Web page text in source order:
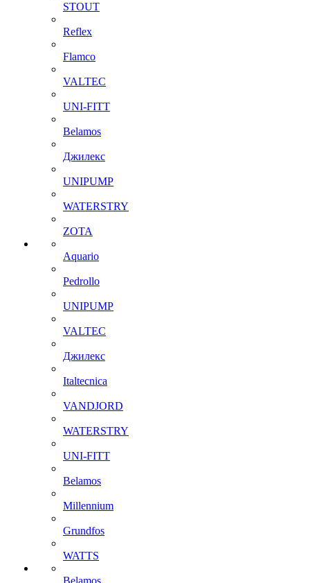
STOUT
Reflex
Flamco
VALTEC
UNI-FITT
Belamos
Джилекс
UNIPUMP
WATERSTRY
ZOTA
Aquario
Pedrollo
UNIPUMP
VALTEC
Джилекс
Italtecnica
VANDJORD
WATERSTRY
UNI-FITT
Belamos
Millennium
Grundfos
WATTS
Belamos